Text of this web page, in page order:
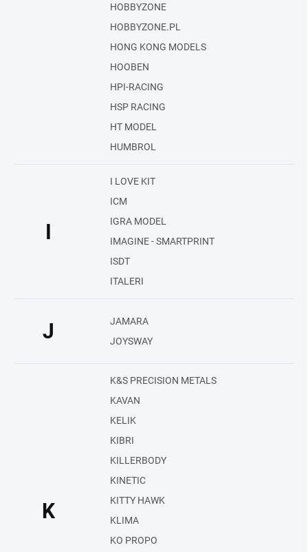
HOBBYZONE
HOBBYZONE.PL
HONG KONG MODELS
HOOBEN
HPI-RACING
HSP RACING
HT MODEL
HUMBROL
I
I LOVE KIT
ICM
IGRA MODEL
IMAGINE - SMARTPRINT
ISDT
ITALERI
J
JAMARA
JOYSWAY
K
K&S PRECISION METALS
KAVAN
KELIK
KIBRI
KILLERBODY
KINETIC
KITTY HAWK
KLIMA
KO PROPO